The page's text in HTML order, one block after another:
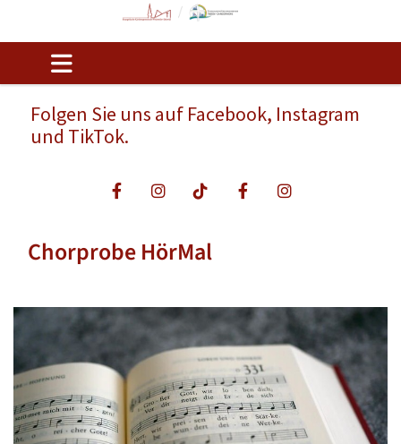
Folgen Sie uns auf Facebook, Instagram
und TikTok.
Chorprobe HörMal